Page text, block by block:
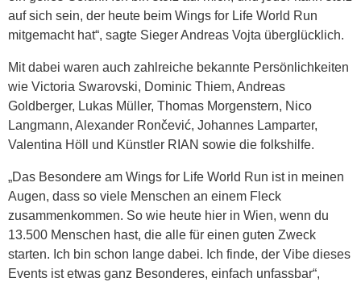
auf sich sein, der heute beim Wings for Life World Run
mitgemacht hat“, sagte Sieger Andreas Vojta überglücklich.
Mit dabei waren auch zahlreiche bekannte Persönlichkeiten
wie Victoria Swarovski, Dominic Thiem, Andreas
Goldberger, Lukas Müller, Thomas Morgenstern, Nico
Langmann, Alexander Rončević, Johannes Lamparter,
Valentina Höll und Künstler RIAN sowie die folkshilfe.
„Das Besondere am Wings for Life World Run ist in meinen
Augen, dass so viele Menschen an einem Fleck
zusammenkommen. So wie heute hier in Wien, wenn du
13.500 Menschen hast, die alle für einen guten Zweck
starten. Ich bin schon lange dabei. Ich finde, der Vibe dieses
Events ist etwas ganz Besonderes, einfach unfassbar“,